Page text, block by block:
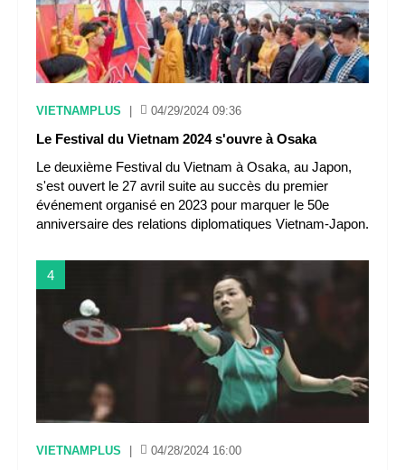
VIETNAMPLUS 04/29/2024 09:36
Le Festival du Vietnam 2024 s'ouvre à Osaka
Le deuxième Festival du Vietnam à Osaka, au Japon,
s'est ouvert le 27 avril suite au succès du premier
événement organisé en 2023 pour marquer le 50e
anniversaire des relations diplomatiques Vietnam-Japon.
4
VIETNAMPLUS 04/28/2024 16:00